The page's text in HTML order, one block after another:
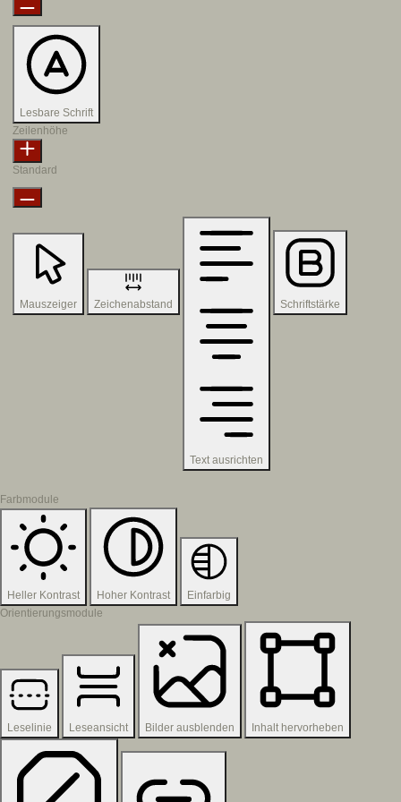
Lesbare Schrift
Zeilenhöhe
Standard
Mauszeiger Zeichenabstand
Text ausrichten
Schriftstärke
Farbmodule
Heller Kontrast Hoher Kontrast
Einfarbig
Orientierungsmodule
Leselinie Leseansicht Bilder ausblenden Inhalt hervorheben